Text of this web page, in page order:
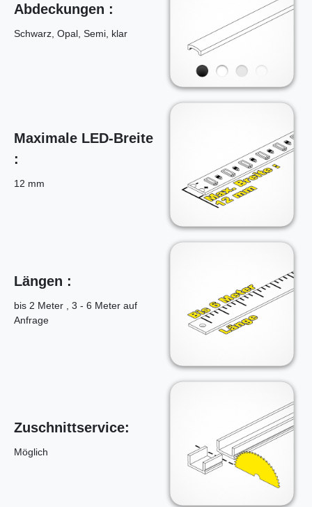
Abdeckungen :
Schwarz, Opal, Semi, klar
Maximale LED-Breite
:
12 mm
Längen :
bis 2 Meter , 3 - 6 Meter auf
Anfrage
Zuschnittservice:
Möglich